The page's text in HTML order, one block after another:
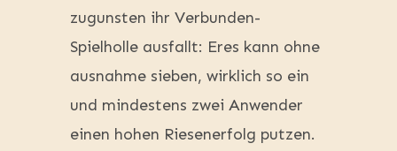
zugunsten ihr Verbunden-
Spielholle ausfallt: Eres kann ohne
ausnahme sieben, wirklich so ein
und mindestens zwei Anwender
einen hohen Riesenerfolg putzen.